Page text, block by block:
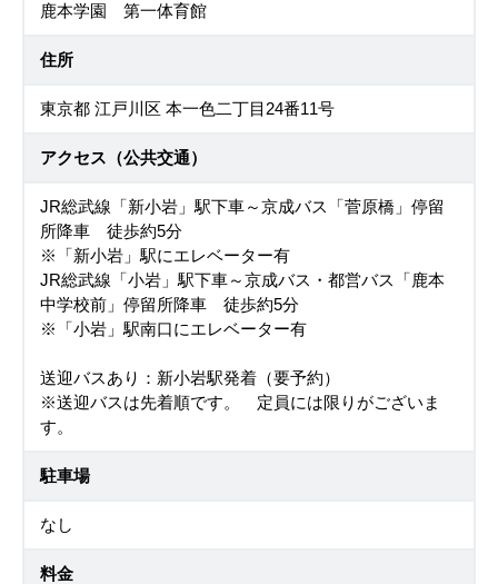
鹿本学園 第一体育館
住所
東京都 江戸川区 本一色二丁目24番11号
アクセス（公共交通）
JR総武線「新小岩」駅下車～京成バス「菅原橋」停留
所降車 徒歩約5分
※「新小岩」駅にエレベーター有
JR総武線「小岩」駅下車～京成バス・都営バス「鹿本
中学校前」停留所降車 徒歩約5分
※「小岩」駅南口にエレベーター有
送迎バスあり：新小岩駅発着（要予約）
※送迎バスは先着順です。 定員には限りがございま
す。
駐車場
なし
料金